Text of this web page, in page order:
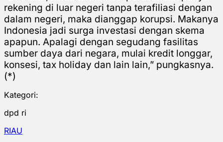
rekening di luar negeri tanpa terafiliasi dengan
dalam negeri, maka dianggap korupsi. Makanya
Indonesia jadi surga investasi dengan skema
apapun. Apalagi dengan segudang fasilitas
sumber daya dari negara, mulai kredit longgar,
konsesi, tax holiday dan lain lain,” pungkasnya.
(*)
Kategori:
dpd ri
RIAU